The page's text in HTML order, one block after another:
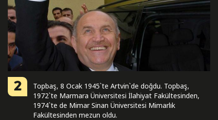
2
Topbaş, 8 Ocak 1945`te Artvin`de doğdu. Topbaş,
1972`te Marmara Üniversitesi İlahiyat Fakültesinden,
1974`te de Mimar Sinan Üniversitesi Mimarlık
Fakültesinden mezun oldu.